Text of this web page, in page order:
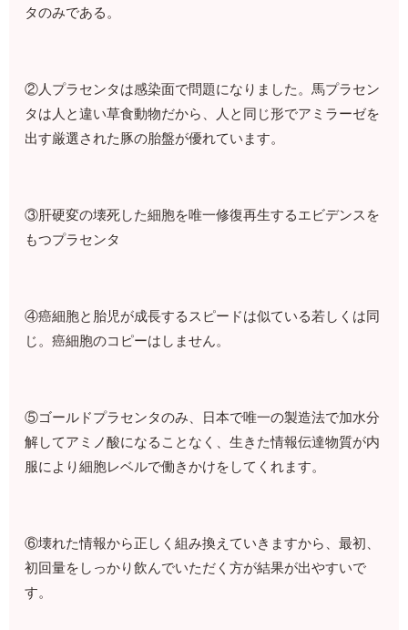
タのみである。
②人プラセンタは感染面で問題になりました。馬プラセン
タは人と違い草食動物だから、人と同じ形でアミラーゼを
出す厳選された豚の胎盤が優れています。
③肝硬変の壊死した細胞を唯一修復再生するエビデンスを
もつプラセンタ
④癌細胞と胎児が成長するスピードは似ている若しくは同
じ。癌細胞のコピーはしません。
⑤ゴールドプラセンタのみ、日本で唯一の製造法で加水分
解してアミノ酸になることなく、生きた情報伝達物質が内
服により細胞レベルで働きかけをしてくれます。
⑥壊れた情報から正しく組み換えていきますから、最初、
初回量をしっかり飲んでいただく方が結果が出やすいで
す。